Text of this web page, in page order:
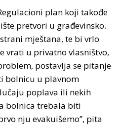
plan koji takođe
pretvori u građevinsko.
mještana, te bi vrlo
vrati u privatno vlasništvo,
postavlja se pitanje
bolnicu u plavnom
poplava ili nekih
bolnica trebala biti
nju evakuišemo”, pita